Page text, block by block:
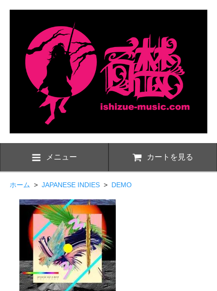
メニュー カートを見る
ホーム > JAPANESE INDIES > DEMO